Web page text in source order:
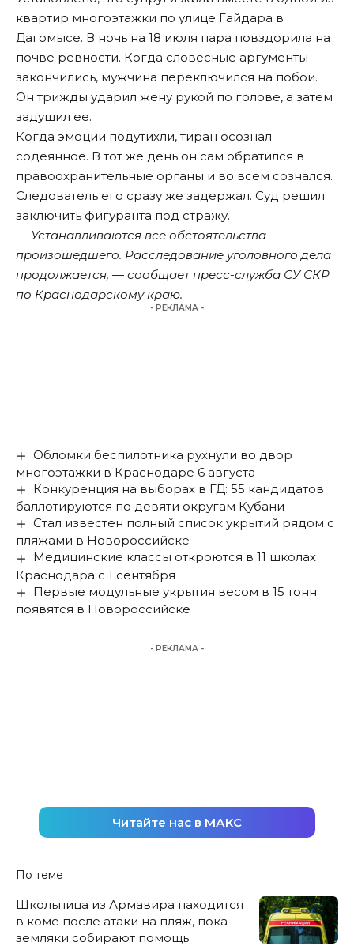
квартир многоэтажки по улице Гайдара в
Дагомысе. В ночь на 18 июля пара повздорила на
почве ревности. Когда словесные аргументы
закончились, мужчина переключился на побои.
Он трижды ударил жену рукой по голове, а затем
задушил ее.
Когда эмоции подутихли, тиран осознал
содеянное. В тот же день он сам обратился в
правоохранительные органы и во всем сознался.
Следователь его сразу же задержал. Суд решил
заключить фигуранта под стражу.
— Устанавливаются все обстоятельства
произошедшего. Расследование уголовного дела
продолжается, — сообщает пресс-служба СУ СКР
по Краснодарскому краю.
- РЕКЛАМА -
Обломки беспилотника рухнули во двор
многоэтажки в Краснодаре 6 августа
Конкуренция на выборах в ГД: 55 кандидатов
баллотируются по девяти округам Кубани
Стал известен полный список укрытий рядом с
пляжами в Новороссийске
Медицинские классы откроются в 11 школах
Краснодара с 1 сентября
Первые модульные укрытия весом в 15 тонн
появятся в Новороссийске
- РЕКЛАМА -
Читайте нас в МАКС
По теме
Школьница из Армавира находится
в коме после атаки на пляж, пока
земляки собирают помощь